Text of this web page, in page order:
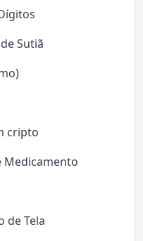
Sutiã
cripto
Medicamento
de Tela